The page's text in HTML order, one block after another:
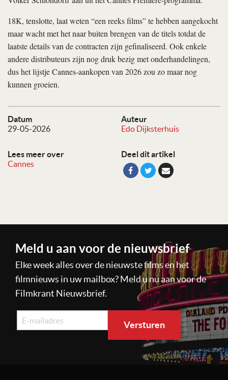
Datum
29-05-2026
Auteur
Edo Dijksterhuis
Lees meer over
Cannes
Deel dit artikel
18K, tenslotte, laat weten “een reeks films” te hebben aangekocht
maar wacht met het naar buiten brengen van de titels totdat de
laatste details van de contracten zijn gefinaliseerd. Ook enkele
andere distributeurs zijn nog druk bezig met onderhandelingen,
dus het lijstje Cannes-aankopen van 2026 zou zo maar nog
kunnen groeien.
Meld u aan voor de nieuwsbrief
Elke week alles over de nieuwste films en het
filmnieuws in uw mailbox? Meld u nu aan voor de
Filmkrant Nieuwsbrief.